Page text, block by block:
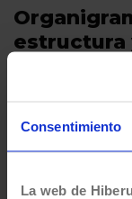
Consentimiento
La web de
estructura
El equipo
implementar